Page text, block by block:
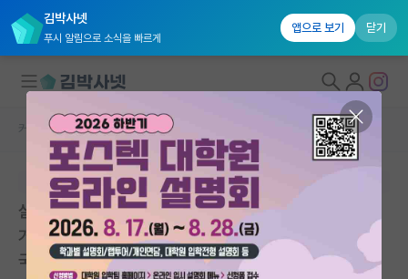
김박사넷
푸시 알림으로 소식을 빠르게
앱으로 보기 닫기
대학원생 모집
국내대학원 정보
연구실&오픈랩
커뮤니티
커뮤니티 홈 자유 게시판(아무개랩)
본문이 수정되지 않는 박제글입니다.
실적좋고 큰 규모이지만 인품이 박살난 성대랩 vs 실적이
거의 없고 매우 작은 랩이지만 인품이 매우 좋으신 경희대
국제캠